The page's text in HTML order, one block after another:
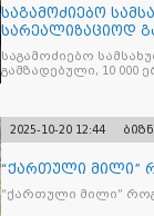
საგამოძიებო
სარეალიზაციოდ
„Jacobs Monar
საგამოძიებო
გამზადებული, 10 000
2025-10-20 12:44
“ქართული მილი”
“ქართული მილი”